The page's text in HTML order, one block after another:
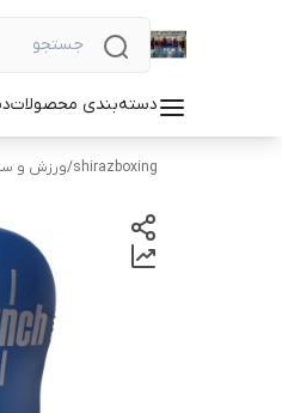
دسته‌بندی محصولات
shirazboxing
/ورزش و